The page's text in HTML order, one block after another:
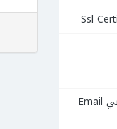
استضافة البريد الإلكتروني Email